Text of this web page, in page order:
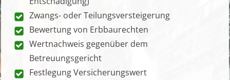
Zwangs- oder Teilungsversteigerung
Bewertung von Erbbaurechten
Wertnachweis gegenüber dem
Betreuungsgericht
Festlegung Versicherungswert